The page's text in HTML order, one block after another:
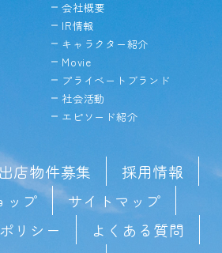
会社概要
IR情報
キャラクター紹介
Movie
プライベートブランド
社会活動
エピソード紹介
店物件募集
採用情報
ップ
サイトマップ
リシー
よくある質問